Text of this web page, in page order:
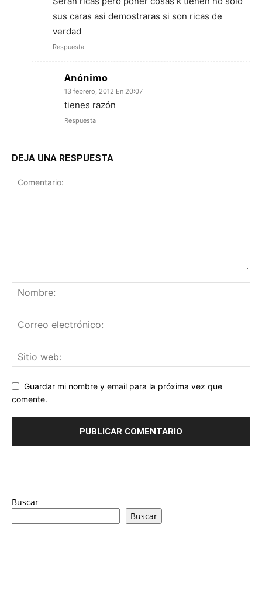
sus caras asi demostraras si son ricas de
verdad
Respuesta
Anónimo
13 febrero, 2012 En 20:07
tienes razón
Respuesta
DEJA UNA RESPUESTA
Guardar mi nombre y email para la próxima vez que
comente.
Buscar
Buscar